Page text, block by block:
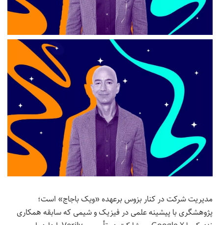
مدیریت شرکت در کنار بزوس برعهده «ویک باجاج» است؛
پژوهشگری با پیشینه علمی در فیزیک و شیمی که سابقه همکاری